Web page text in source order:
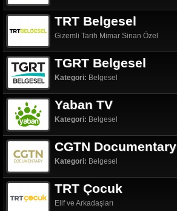
TRT Belgesel
Gizemli Tarih Mimar Sinan Özel
TGRT Belgesel
Kategori: Belgesel
Yaban TV
Kategori: Belgesel
CGTN Documentary
Kategori: Belgesel
TRT Çocuk
Elif ve Arkadaşları